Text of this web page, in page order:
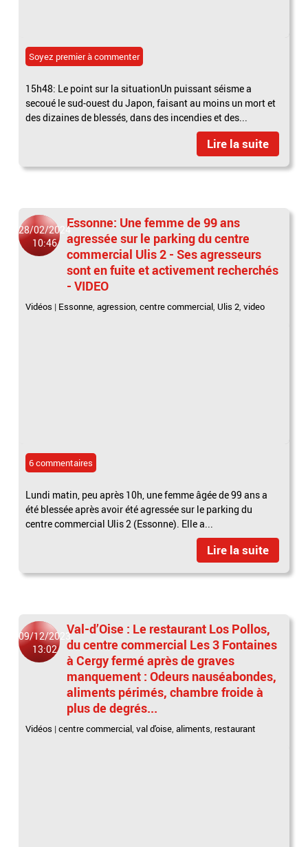
Soyez premier à commenter
15h48: Le point sur la situationUn puissant séisme a
secoué le sud-ouest du Japon, faisant au moins un mort et
des dizaines de blessés, dans des incendies et des...
Lire la suite
28/02/2024
10:46
Essonne: Une femme de 99 ans
agressée sur le parking du centre
commercial Ulis 2 - Ses agresseurs
sont en fuite et activement recherchés
- VIDEO
Vidéos | Essonne,agression,centre commercial, Ulis 2,video
6 commentaires
Lundi matin, peu après 10h, une femme âgée de 99 ans a
été blessée après avoir été agressée sur le parking du
centre commercial Ulis 2 (Essonne). Elle a...
Lire la suite
09/12/2023
13:02
Val-d’Oise : Le restaurant Los Pollos,
du centre commercial Les 3 Fontaines
à Cergy fermé après de graves
manquement : Odeurs nauséabondes,
aliments périmés, chambre froide à
plus de degrés...
Vidéos |centre commercial,val d'oise,aliments, restaurant